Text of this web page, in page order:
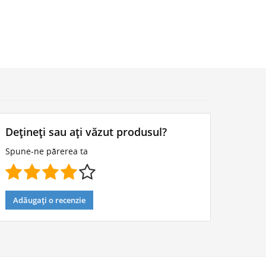
Dețineți sau ați văzut produsul?
Spune-ne părerea ta
Adăugați o recenzie